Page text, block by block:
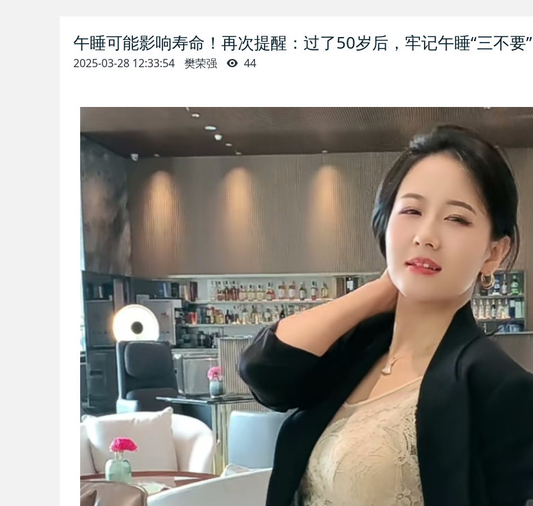
午睡可能影响寿命！再次提醒：过了50岁后，牢记午睡“三不要”
2025-03-28 12:33:54 樊荣强 44